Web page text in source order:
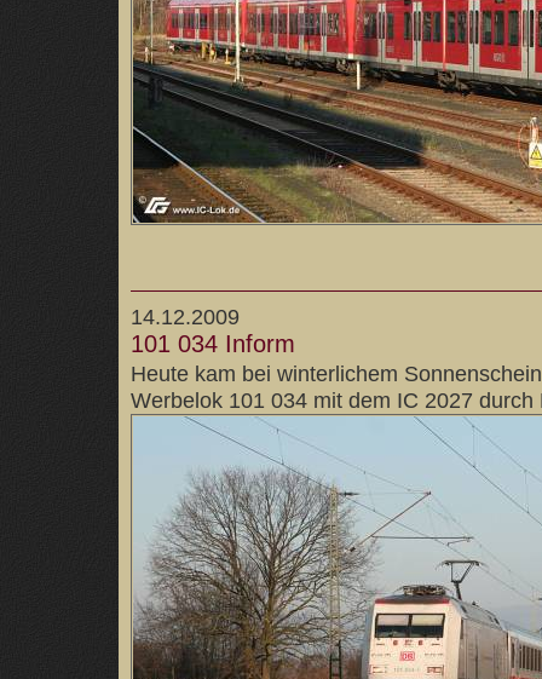
14.12.2009
101 034 Inform
Heute kam bei winterlichem
Werbelok 101 034 mit dem IC 2027 durch